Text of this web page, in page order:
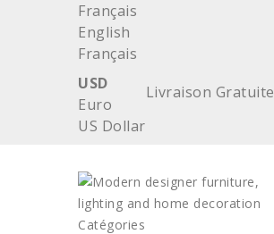
Français
English
Français
USD
Euro
US Dollar
Livraison Gratuite
Catégories